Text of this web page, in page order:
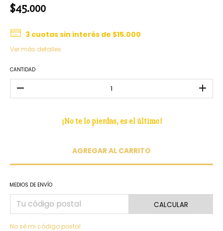
$45.000
3 cuotas sin interés de $15.000
Ver más detalles
CANTIDAD
¡No te lo pierdas, es el último!
MEDIOS DE ENVÍO
CALCULAR
No sé mi código postal